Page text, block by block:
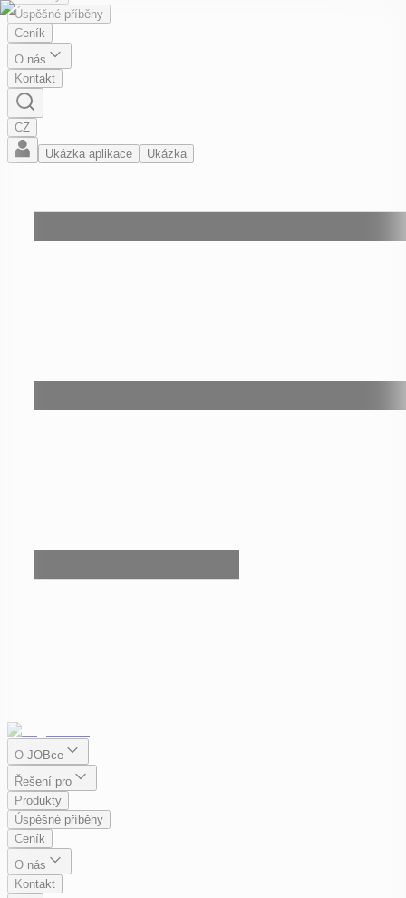
Úspěšné příběhy
Ceník
O nás
Kontakt
CZ
Ukázka aplikace
Ukázka
O JOBce
Řešení pro
Produkty
Úspěšné příběhy
Ceník
O nás
Kontakt